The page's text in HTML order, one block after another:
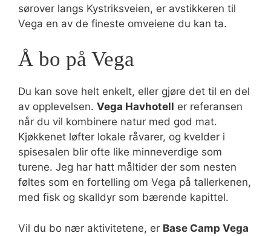
sørover langs Kystriksveien, er avstikkeren til
Vega en av de fineste omveiene du kan ta.
Å bo på Vega
Du kan sove helt enkelt, eller gjøre det til en del
av opplevelsen. Vega Havhotell er referansen
når du vil kombinere natur med god mat.
Kjøkkenet løfter lokale råvarer, og kvelder i
spisesalen blir ofte like minneverdige som
turene. Jeg har hatt måltider der som nesten
føltes som en fortelling om Vega på tallerkenen,
med fisk og skalldyr som bærende kapittel.
Vil du bo nær aktivitetene, er Base Camp Vega